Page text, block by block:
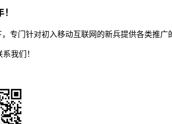
专门针对初入移动互联网的新兵提供各类推广
我们！